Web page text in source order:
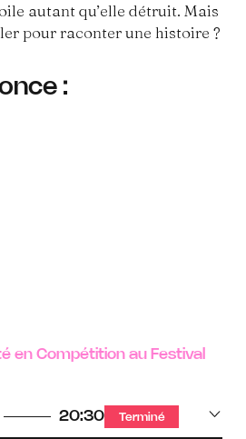
autant qu’elle détruit. Mais
pour raconter une histoire ?
:
en Compétition au Festival
20:30 Terminé